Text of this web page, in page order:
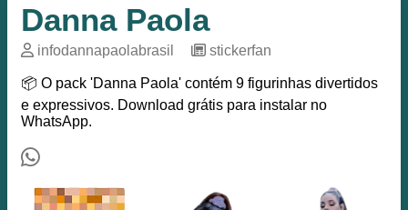
Danna Paola
infodannapaolabrasil stickerfan
📦 O pack 'Danna Paola' contém 9 figurinhas divertidos
e expressivos. Download grátis para instalar no
WhatsApp.